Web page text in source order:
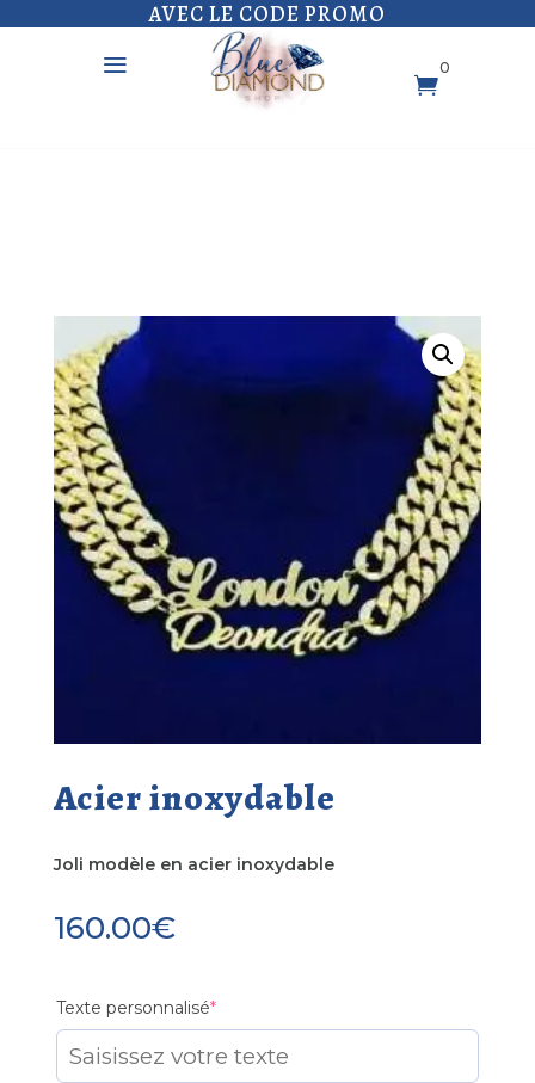
AVEC LE CODE PROMO
a 
0
Acier inoxydable
Joli modèle en acier inoxydable
160.00€
Texte personnalisé*(required)